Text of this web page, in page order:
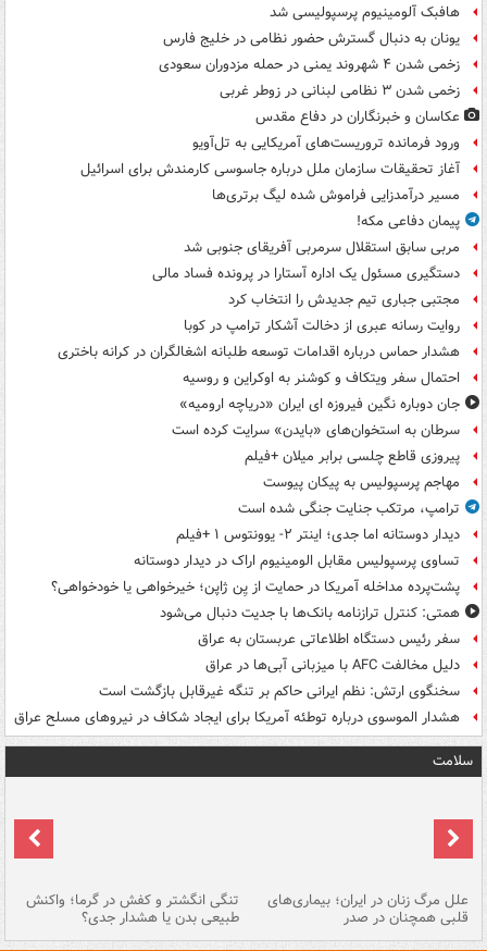
هافبک آلومینیوم پرسپولیسی شد
یونان به دنبال گسترش حضور نظامی در خلیج فارس
زخمی شدن ۴ شهروند یمنی در حمله مزدوران سعودی
زخمی شدن ۳ نظامی لبنانی در زوطر غربی
عکاسان و خبرنگاران در دفاع مقدس
ورود فرمانده تروریست‌های آمریکایی به تل‌آویو
آغاز تحقیقات سازمان ملل درباره جاسوسی کارمندش برای اسرائیل
مسیر درآمدزایی فراموش شده لیگ برتری‌ها
پیمان دفاعی مکه!
مربی سابق استقلال سرمربی آفریقای جنوبی شد
دستگیری مسئول یک اداره آستارا در پرونده فساد مالی
مجتبی جباری تیم جدیدش را انتخاب کرد
روایت رسانه عبری از دخالت آشکار ترامپ در کوبا
هشدار حماس درباره اقدامات توسعه طلبانه اشغالگران در کرانه باختری
احتمال سفر ویتکاف و کوشنر به اوکراین و روسیه
جان دوباره نگین فیروزه ای ایران «دریاچه ارومیه»
سرطان به استخوان‌های «بایدن» سرایت کرده است
پیروزی قاطع چلسی برابر میلان +فیلم
مهاجم پرسپولیس به پیکان پیوست
ترامپ، مرتکب جنایت جنگی شده است
دیدار دوستانه اما جدی؛ اینتر ۲- یوونتوس ۱ +فیلم
تساوی پرسپولیس مقابل الومینیوم اراک در دیدار دوستانه
پشت‌پرده مداخله آمریکا در حمایت از یِن ژاپن؛ خیرخواهی یا خودخواهی؟
همتی: کنترل ترازنامه بانک‌ها با جدیت دنبال می‌شود
سفر رئیس دستگاه اطلاعاتی عربستان به عراق
دلیل مخالفت AFC با میزبانی آبی‌ها در عراق
سخنگوی ارتش: نظم ایرانی حاکم بر تنگه غیرقابل بازگشت است
هشدار الموسوی درباره توطئه آمریکا برای ایجاد شکاف در نیروهای مسلح عراق
سلامت
علل مرگ زنان در ایران؛ بیماری‌های
قلبی همچنان در صدر
تنگی انگشتر و کفش در گرما؛ واکنش
طبیعی بدن یا هشدار جدی؟